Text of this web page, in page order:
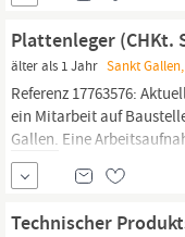
Plattenleger (CHKt.
älter als 1 Jahr Sankt
Referenz 17763576:
ein Mitarbeit auf
Gallen. Eine
direkter Vereinbarung mit
private Personal- und
Technischer